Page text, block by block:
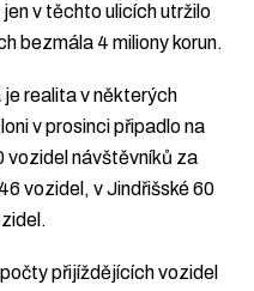
v těchto ulicích utržilo
bezmála 4 miliony korun.
realita v některých
v prosinci připadlo na
vozidel návštěvníků za
vozidel, v Jindřišské 60
přijíždějících vozidel